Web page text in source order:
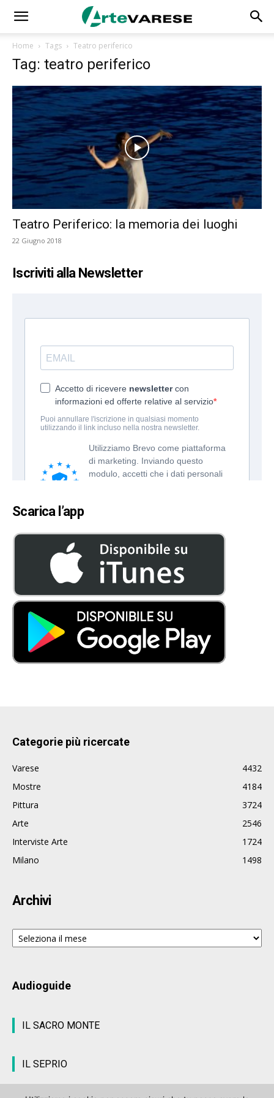
Home Tags Teatro periferico
Tag: teatro periferico
Teatro Periferico: la memoria dei luoghi
22 Giugno 2018
Iscriviti alla Newsletter
Scarica l’app
Categorie più ricercate
Varese
4432
Mostre
4184
Pittura
3724
Arte
2546
Interviste Arte
1724
Milano
1498
Archivi
Archivi
Audioguide
IL SACRO MONTE
IL SEPRIO